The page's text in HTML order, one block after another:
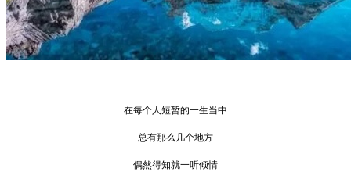
在每个人短暂的一生当中
总有那么几个地方
偶然得知就一听倾情